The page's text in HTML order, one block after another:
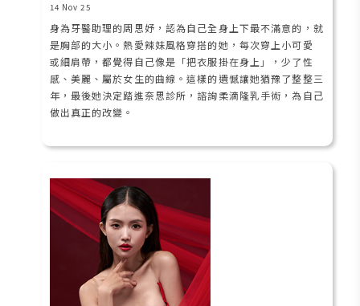
14 Nov 25
身為牙醫助理的周思妤，認為自己全身上下最不滿意的，就
是胸部的大小。熱愛辣妹風格穿搭的她，每次穿上小可愛
或細肩帶，都覺得自己像是「把衣服掛在身上」，少了性
感、美麗、屬於女生的曲線。這樣的遺憾讓她猶豫了整整三
年，最後她決定踏進奈思診所，諮詢柔滴隆乳手術，為自己
做出真正的改變。